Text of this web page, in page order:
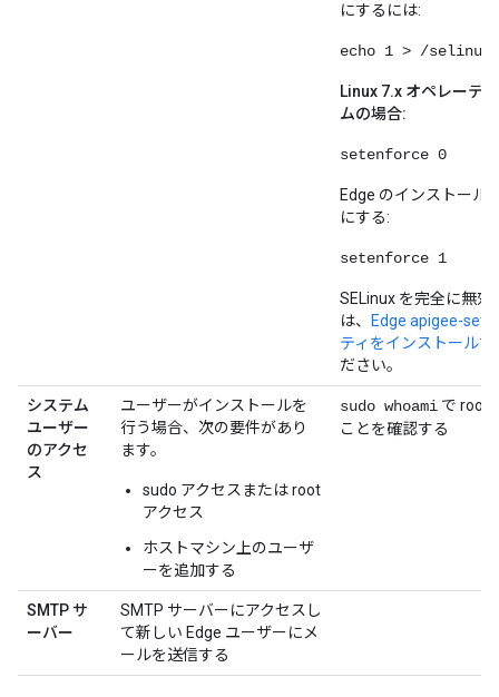
にするには:
echo 1 > /
Linux 7.x オペレーテ
ムの場合:
setenforce 0
Edge のインストール
にする:
setenforce 1
SELinux を完全に無効
は、
Edge apigee-
ティをインストールす
ださい。
システム
ユーザー
のアクセ
ス
ユーザーがインストールを
行う場合、次の要件があり
ます。
sudo アクセスまたは root
アクセス
ホストマシン上のユーザ
ーを追加する
sudo whoami で root
ことを確認する
SMTP サ
ーバー
SMTP サーバーにアクセスし
て新しい Edge ユーザーにメ
ールを送信する